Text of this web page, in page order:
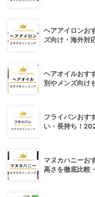
ヘアアイロンお
ズ向け・海外対
ヘアオイルおす
別やメンズ向け
フライパンおす
い・長持ち！
マヌカハニーお
高さを徹底比較